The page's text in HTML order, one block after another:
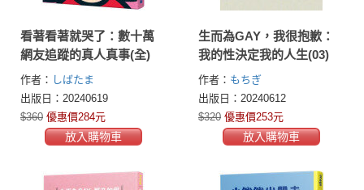
看著看著就哭了：數十萬
網友追蹤的真人真事(全)
作者： しばたま
出版日：20240619
$360 優惠價284元
放入購物車
生而為GAY，我很抱歉：
我的性決定我的人生(03)
作者： もちぎ
出版日：20240612
$320 優惠價253元
放入購物車